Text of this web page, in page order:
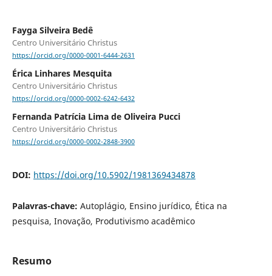
Fayga Silveira Bedê
Centro Universitário Christus
https://orcid.org/0000-0001-6444-2631
Érica Linhares Mesquita
Centro Universitário Christus
https://orcid.org/0000-0002-6242-6432
Fernanda Patrícia Lima de Oliveira Pucci
Centro Universitário Christus
https://orcid.org/0000-0002-2848-3900
DOI: https://doi.org/10.5902/1981369434878
Palavras-chave: Autoplágio, Ensino jurídico, Ética na
pesquisa, Inovação, Produtivismo acadêmico
Resumo